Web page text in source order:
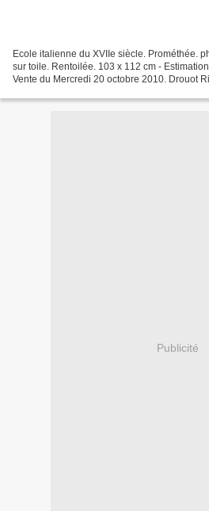
Ecole italienne du XVIIe siècle. Prométhée.
sur toile. Rentoilée. 103 x 112 cm -
Vente du Mercredi 20 octobre 2010. Drouot
Publicité